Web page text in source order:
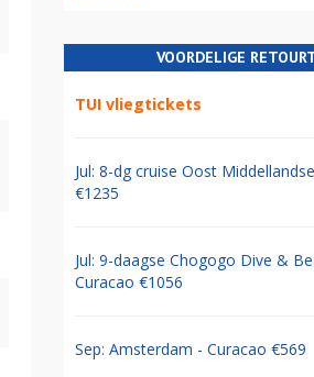
VOORDELIGE
TUI vliegtickets
Jul: 8-dg cruise Oost
€1235
Jul: 9-daagse Chogogo Dive &
Curacao €1056
Sep: Amsterdam - Curacao €569